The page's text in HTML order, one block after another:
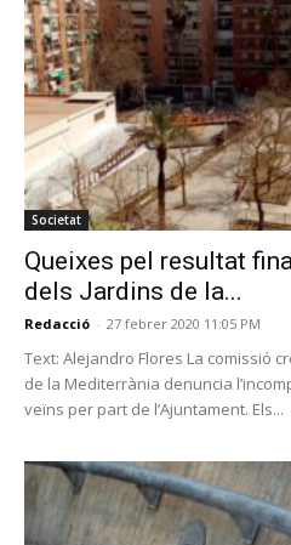
Societat
Queixes pel resultat
dels Jardins de la...
Redacció - 27 febrer 2020 11:05 PM
Text: Alejandro Flores La comissió
de la Mediterrània denuncia
veïns per part de l’Ajuntament. Els...